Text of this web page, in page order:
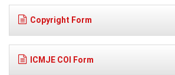
Copyright Form
ICMJE COI Form